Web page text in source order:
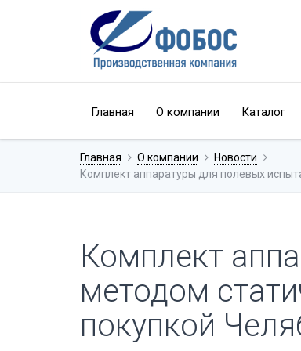
Главная О компании Каталог
Главная О компании
Новости
Комплект аппаратуры для полевых
Комплект
методом
покупкой